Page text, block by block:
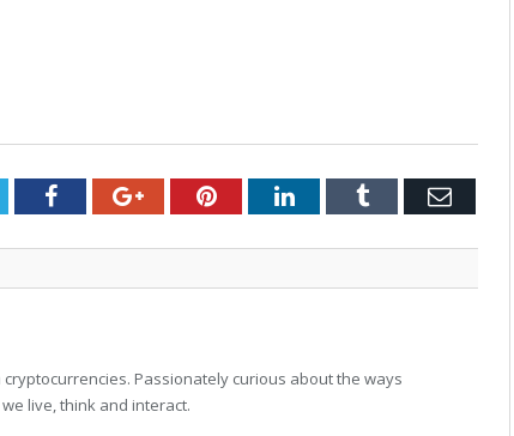
FacebookGoogle+PinterestLinkedInTumblr Email
Passionately curious about the ways
live, think and interact.